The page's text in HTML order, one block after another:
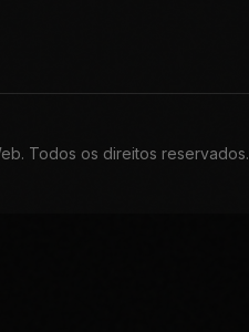
Todos os direitos reservados.